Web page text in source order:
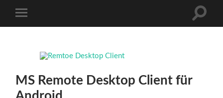
Menü
MS Remote Desktop Client für